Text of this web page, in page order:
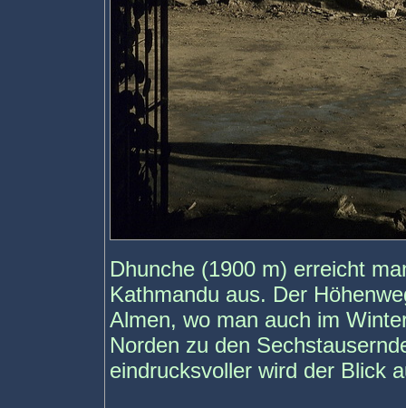
Dhunche (1900 m) erreicht
Kathmandu aus. Der
Almen, wo man auch im
Norden zu den
eindrucksvoller wird der Blick